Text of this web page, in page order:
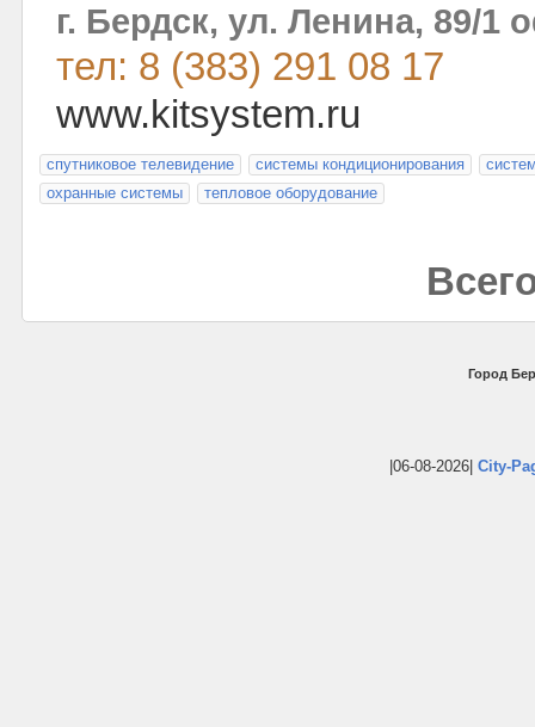
г. Бердск, ул. Ленина, 89/1
тел: 8 (383) 291 08 17
www.kitsystem.ru
спутниковое телевидение системы кондиционирования
охранные системы
тепловое оборудование
Город
|06-08-2026| City-